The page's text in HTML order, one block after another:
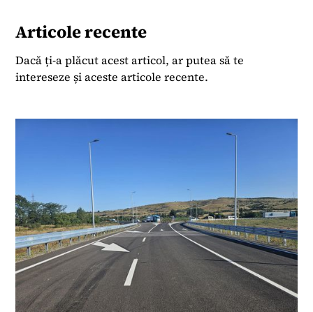
Articole recente
Dacă ți-a plăcut acest articol, ar putea să te
intereseze și aceste articole recente.